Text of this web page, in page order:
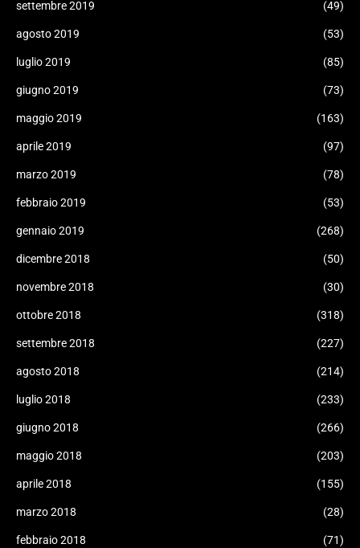
settembre 2019 (49)
agosto 2019 (53)
luglio 2019 (85)
giugno 2019 (73)
maggio 2019 (163)
aprile 2019 (97)
marzo 2019 (78)
febbraio 2019 (53)
gennaio 2019 (268)
dicembre 2018 (50)
novembre 2018 (30)
ottobre 2018 (318)
settembre 2018 (227)
agosto 2018 (214)
luglio 2018 (233)
giugno 2018 (266)
maggio 2018 (203)
aprile 2018 (155)
marzo 2018 (28)
febbraio 2018 (71)